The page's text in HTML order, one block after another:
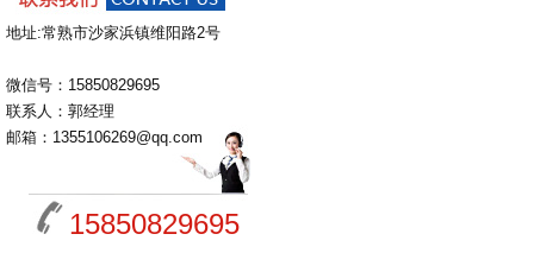
地址:常熟市沙家浜镇维阳路2号
微信号：15850829695
联系人：郭经理
邮箱：1355106269@qq.com
15850829695